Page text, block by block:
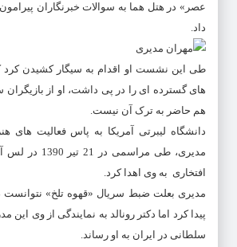
عصر» در هتل هما به سوالات خبرنگاران
داد.
طی این نشست او اقدام به سیگار کشیدن
های گسترده‌ ای را در پی داشت، او از
هم حاضر به ترک آن نیست.
دانشگاه لیبرتی آمریکا به پاس فعالیت های
مدیری، طی
افتخاری به وی اهدا کرد.
مدیری بعلت ضبط سریال «قهوه تلخ»
پیدا کرد اما دکتر رونالد به نمایندگی از وی این
سلطانی در ایران به او رساند.